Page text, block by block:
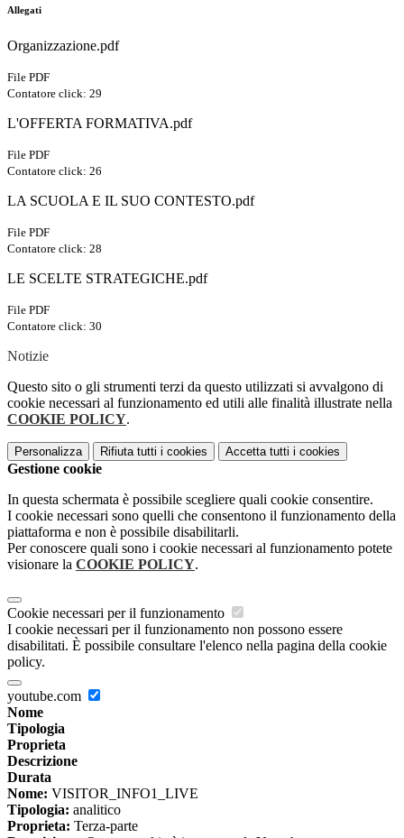
Allegati
Organizzazione.pdf
File PDF
Contatore click: 29
L'OFFERTA FORMATIVA.pdf
File PDF
Contatore click: 26
LA SCUOLA E IL SUO CONTESTO.pdf
File PDF
Contatore click: 28
LE SCELTE STRATEGICHE.pdf
File PDF
Contatore click: 30
Notizie
Questo sito o gli strumenti terzi da questo utilizzati si avvalgono di
cookie necessari al funzionamento ed utili alle finalità illustrate nella
COOKIE POLICY.
Personalizza Rifiuta tutti i cookies Accetta tutti i cookies
Gestione cookie
In questa schermata è possibile scegliere quali cookie consentire.
I cookie necessari sono quelli che consentono il funzionamento della
piattaforma e non è possibile disabilitarli.
Per conoscere quali sono i cookie necessari al funzionamento potete
visionare la COOKIE POLICY.
Cookie necessari per il funzionamento
I cookie necessari per il funzionamento non possono essere
disabilitati. È possibile consultare l'elenco nella pagina della cookie
policy.
youtube.com
Nome
Tipologia
Proprieta
Descrizione
Durata
Nome: VISITOR_INFO1_LIVE
Tipologia: analitico
Proprieta: Terza-parte